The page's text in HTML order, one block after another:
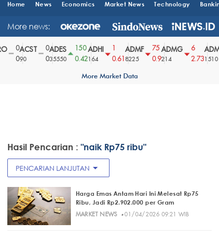
Home News Economics Market News Technology
More news:
0
0
ACST
90
0
0
ADES
35550
150
0.42
ADHI
164
0.61
ADMF
8225
75
0.9
ADMG
214
6
2.731510
More Market Data
Hasil Pencarian : "naik Rp75 ribu"
PENCARIAN LANJUTAN arrow_drop_down
Harga Emas Antam Hari Ini Melesat Rp75
Ribu, Jadi Rp2.902.000 per Gram
MARKET NEWS· 01/04/2026 09:21 WIB